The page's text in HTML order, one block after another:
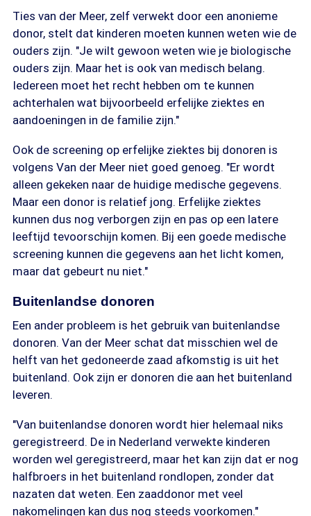
Ties van der Meer, zelf verwekt door een anonieme
donor, stelt dat kinderen moeten kunnen weten wie de
ouders zijn. "Je wilt gewoon weten wie je biologische
ouders zijn. Maar het is ook van medisch belang.
Iedereen moet het recht hebben om te kunnen
achterhalen wat bijvoorbeeld erfelijke ziektes en
aandoeningen in de familie zijn."
Ook de screening op erfelijke ziektes bij donoren is
volgens Van der Meer niet goed genoeg. "Er wordt
alleen gekeken naar de huidige medische gegevens.
Maar een donor is relatief jong. Erfelijke ziektes
kunnen dus nog verborgen zijn en pas op een latere
leeftijd tevoorschijn komen. Bij een goede medische
screening kunnen die gegevens aan het licht komen,
maar dat gebeurt nu niet."
Buitenlandse donoren
Een ander probleem is het gebruik van buitenlandse
donoren. Van der Meer schat dat misschien wel de
helft van het gedoneerde zaad afkomstig is uit het
buitenland. Ook zijn er donoren die aan het buitenland
leveren.
"Van buitenlandse donoren wordt hier helemaal niks
geregistreerd. De in Nederland verwekte kinderen
worden wel geregistreerd, maar het kan zijn dat er nog
halfbroers in het buitenland rondlopen, zonder dat
nazaten dat weten. Een zaaddonor met veel
nakomelingen kan dus nog steeds voorkomen."